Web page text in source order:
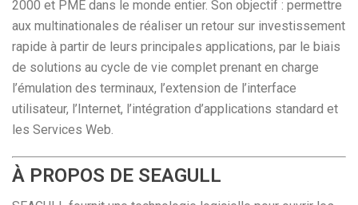
2000 et PME dans le monde entier. Son objectif : permettre
aux multinationales de réaliser un retour sur investissement
rapide à partir de leurs principales applications, par le biais
de solutions au cycle de vie complet prenant en charge
l’émulation des terminaux, l’extension de l’interface
utilisateur, l’Internet, l’intégration d’applications standard et
les Services Web.
À PROPOS DE SEAGULL